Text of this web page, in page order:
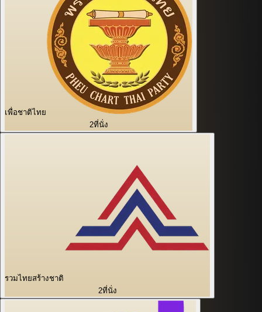
เพื่อชาติไทย
2ที่นั่ง
รวมไทยสร้างชาติ
2ที่นั่ง